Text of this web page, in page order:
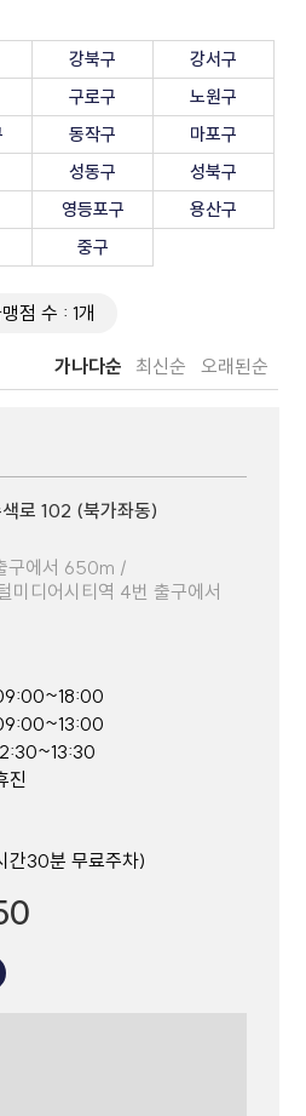
강북구
강서구
구로구
노원구
동작구
마포구
성동구
성북구
영등포구
용산구
중구
점 수 : 1개
가나다순 최신순 오래된순
로 102 (북가좌동)
구에서 650m /
미디어시티역 4번 출구에서
진
간30분 무료주차)